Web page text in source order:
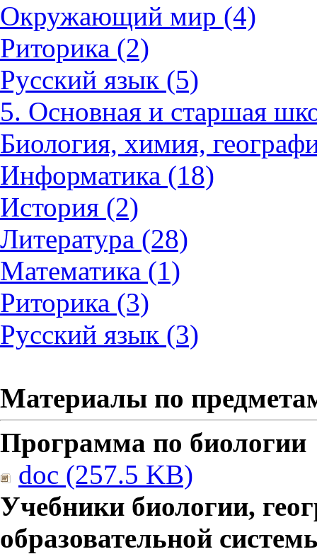
Окружающий мир (4)
Риторика (2)
Русский язык (5)
5. Основная и старшая
Биология, химия,
Информатика (18)
История (2)
Литература (28)
Математика (1)
Риторика (3)
Русский язык (3)
Материалы по
Программа по биологии
doc (257.5 KB)
Учебники биологии,
образовательной